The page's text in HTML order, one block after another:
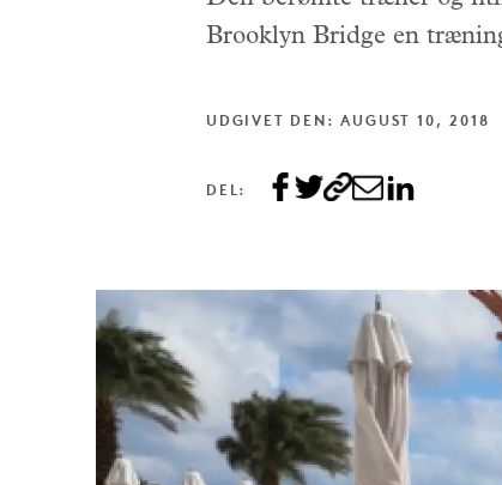
Brooklyn Bridge en
UDGIVET DEN: AUGUST 10, 2018
DEL: